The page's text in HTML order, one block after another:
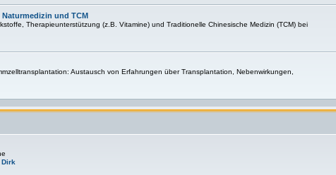
und TCM
Therapieunterstützung (z.B. Vitamine) und Traditionelle Chinesische Medizin (TCM) bei
Austausch von Erfahrungen über Transplantation, Nebenwirkungen,
Dirk